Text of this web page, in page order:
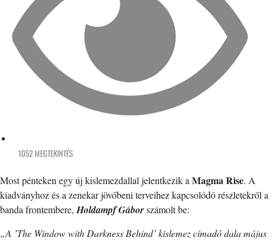
1052 MEGTEKINTÉS
Most pénteken egy új kislemezdallal jelentkezik a Magma Rise. A
kiadványhoz és a zenekar jövőbeni terveihez kapcsolódó részletekről a
banda frontembere, Holdampf Gáborszámolt be:
„A ’The Window with Darkness Behind’ kislemez címadó dala május